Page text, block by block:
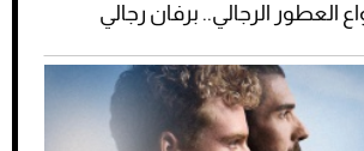
العطور الرجالي.. برفان رجالي